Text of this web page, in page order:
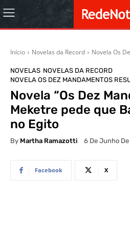
Início Novelas da Record Novela Os
NOVELAS NOVELAS DA RECORD
NOVELA OS DEZ MANDAMENTOS
Novela “Os Dez
Meketre pede que
no Egito
By Martha Ramazotti 6 De Junho
Facebook X